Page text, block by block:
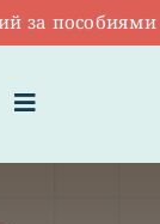
по
Toggle
Navigation